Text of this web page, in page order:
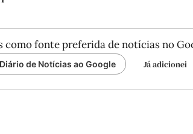
como fonte preferida de notícias no
de Notícias ao Google Já adicionei